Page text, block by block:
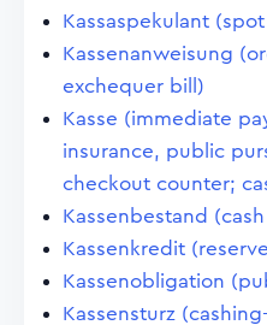
Kassaspekulant
Kassenanweisung
exchequer bill)
Kasse (immediate
insurance, public
checkout counter;
Kassenbestand
Kassenkredit
Kassenobligation
Kassensturz